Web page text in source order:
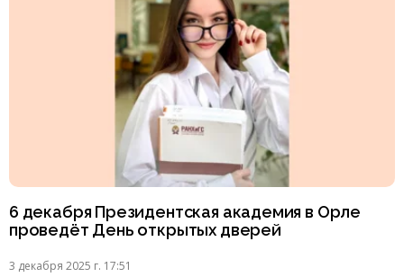
6 декабря Президентская академия в Орле
проведёт День открытых дверей
3 декабря 2025 г. 17:51